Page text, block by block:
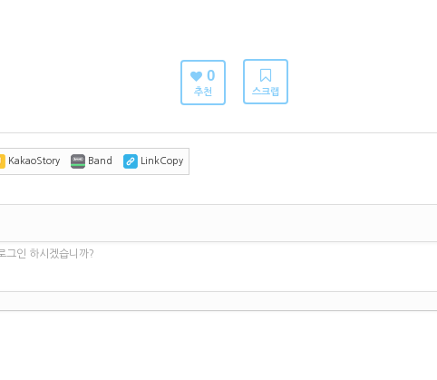
0
추천 스크랩
KakaoStory Band LinkCopy
그인 하시겠습니까?